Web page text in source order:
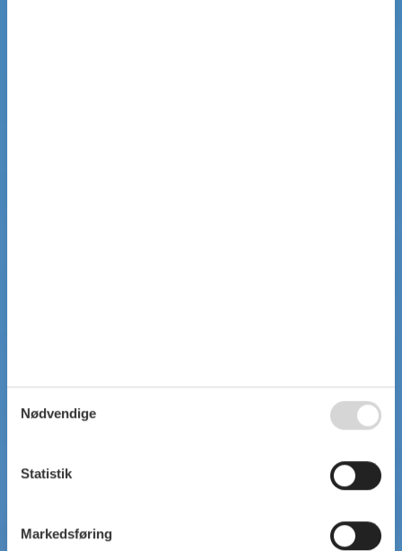
Nødvendige
Statistik
Markedsføring